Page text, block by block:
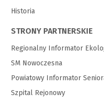
Historia
STRONY PARTNERSKIE
Regionalny Informator
SM Nowoczesna
Powiatowy Informator
Szpital Rejonowy